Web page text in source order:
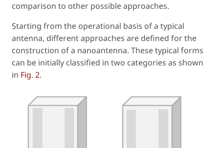
comparison to other possible approaches.
Starting from the operational basis of a typical
antenna, different approaches are defined for the
construction of a nanoantenna. These typical forms
can be initially classified in two categories as shown
in Fig. 2.